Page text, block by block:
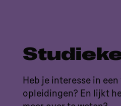
Heb je interesse in
opleidingen? En lijkt